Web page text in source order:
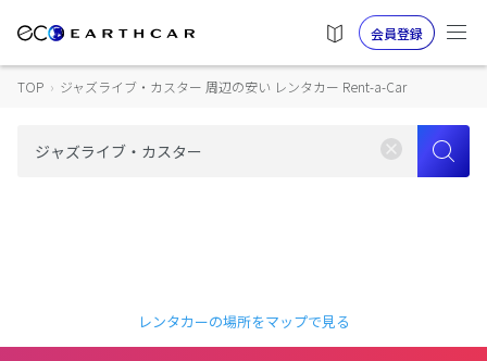
会員登録
TOP › ジャズライブ・カスター 周辺の安い レンタカー Rent-a-Car
レンタカーの場所をマップで見る